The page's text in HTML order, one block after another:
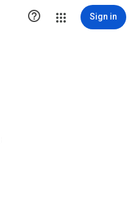
 Sign in